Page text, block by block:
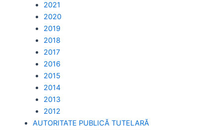
2021
2020
2019
2018
2017
2016
2015
2014
2013
2012
AUTORITATE PUBLICĂ TUTELARĂ